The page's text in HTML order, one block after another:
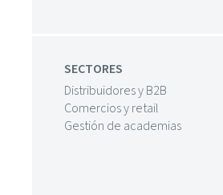
SECTORES
Distribuidores y B2B
Comercios y retail
Gestión de academias